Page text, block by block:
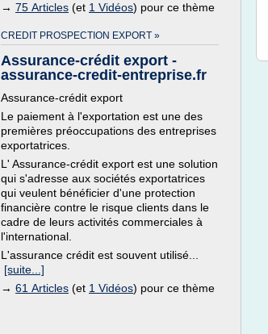
→ 75 Articles (et 1 Vidéos) pour ce thème
CREDIT PROSPECTION EXPORT »
Assurance-crédit export -
assurance-credit-entreprise.fr
Assurance-crédit export
Le paiement à l'exportation est une des
premières préoccupations des entreprises
exportatrices.
L' Assurance-crédit export est une solution
qui s'adresse aux sociétés exportatrices
qui veulent bénéficier d'une protection
financière contre le risque clients dans le
cadre de leurs activités commerciales à
l'international.
L'assurance crédit est souvent utilisé...
[suite...]
→ 61 Articles (et 1 Vidéos) pour ce thème